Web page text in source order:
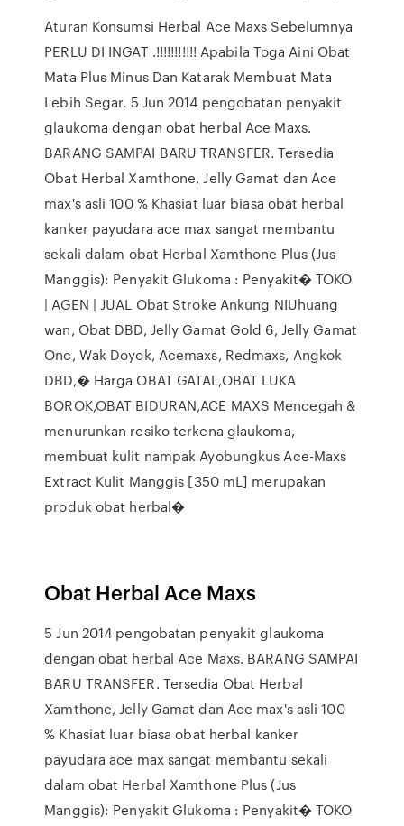
Aturan Konsumsi Herbal Ace Maxs Sebelumnya
PERLU DI INGAT .!!!!!!!!!!! Apabila Toga Aini Obat
Mata Plus Minus Dan Katarak Membuat Mata
Lebih Segar. 5 Jun 2014 pengobatan penyakit
glaukoma dengan obat herbal Ace Maxs.
BARANG SAMPAI BARU TRANSFER. Tersedia
Obat Herbal Xamthone, Jelly Gamat dan Ace
max's asli 100 % Khasiat luar biasa obat herbal
kanker payudara ace max sangat membantu
sekali dalam obat Herbal Xamthone Plus (Jus
Manggis): Penyakit Glukoma : Penyakit� TOKO
| AGEN | JUAL Obat Stroke Ankung NIUhuang
wan, Obat DBD, Jelly Gamat Gold 6, Jelly Gamat
Onc, Wak Doyok, Acemaxs, Redmaxs, Angkok
DBD,� Harga OBAT GATAL,OBAT LUKA
BOROK,OBAT BIDURAN,ACE MAXS Mencegah &
menurunkan resiko terkena glaukoma,
membuat kulit nampak Ayobungkus Ace-Maxs
Extract Kulit Manggis [350 mL] merupakan
produk obat herbal�
Obat Herbal Ace Maxs
5 Jun 2014 pengobatan penyakit glaukoma
dengan obat herbal Ace Maxs. BARANG SAMPAI
BARU TRANSFER. Tersedia Obat Herbal
Xamthone, Jelly Gamat dan Ace max's asli 100
% Khasiat luar biasa obat herbal kanker
payudara ace max sangat membantu sekali
dalam obat Herbal Xamthone Plus (Jus
Manggis): Penyakit Glukoma : Penyakit� TOKO